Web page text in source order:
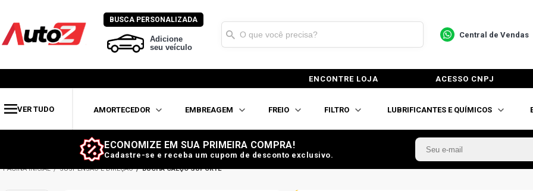
BUSCA PERSONALIZADA
Adicione
seu veículo
Central de Vendas
ENCONTRE LOJA ACESSO CNPJ
VER TUDO AMORTECEDOR EMBREAGEM FREIO FILTRO LUBRIFICANTES E QUÍMICOS
ECONOMIZE EM SUA PRIMEIRA COMPRA!
Cadastre-se e receba um cupom de desconto exclusivo.
SUSPENSÃO E DIREÇÃO BUCHA CALÇO SUPORTE